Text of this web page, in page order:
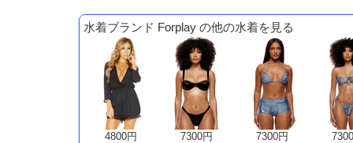
水着ブランド Forplay の他の水着を見る
4800円 7300円 7300円